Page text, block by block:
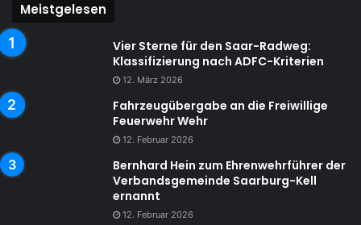
Meistgelesen
Vier Sterne für den Saar-Radweg:
Klassifizierung nach ADFC-Kriterien
12. März 2026
Fahrzeugübergabe an die Freiwillige
Feuerwehr Wehr
12. Februar 2026
Bernhard Hein zum Ehrenwehrführer der
Verbandsgemeinde Saarburg-Kell
ernannt
12. Februar 2026